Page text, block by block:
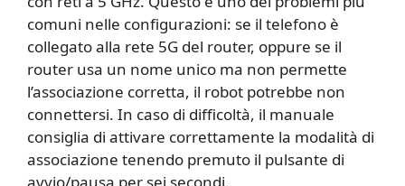
comuni nelle configurazioni: se il telefono è
collegato alla rete 5G del router, oppure se il
router usa un nome unico ma non permette
l’associazione corretta, il robot potrebbe non
connettersi. In caso di difficoltà, il manuale
consiglia di attivare correttamente la modalità di
associazione tenendo premuto il pulsante di